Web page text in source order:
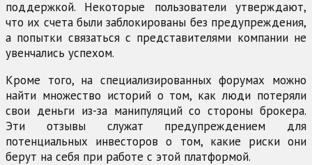
поддержкой. Некоторые пользователи утверждают,
что их счета были заблокированы без предупреждения,
а попытки связаться с представителями компании не
увенчались успехом.
Кроме того, на специализированных форумах можно
найти множество историй о том, как люди потеряли
свои деньги из-за манипуляций со стороны брокера.
Эти отзывы служат предупреждением для
потенциальных инвесторов о том, какие риски они
берут на себя при работе с этой платформой.